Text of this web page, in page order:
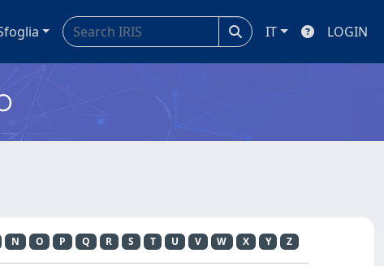
IT LOGIN
N O P Q R S T U V W X Y Z